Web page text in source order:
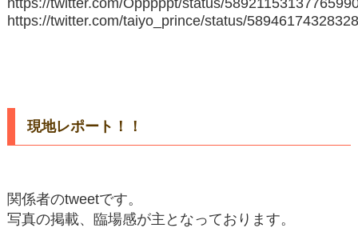
https://twitter.com/taiyo_prince/status/
現地レポート！！
関係者のtweetです。
写真の掲載、臨場感が主となっております。